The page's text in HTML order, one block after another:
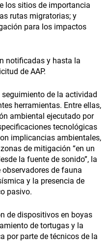
los sitios de importancia
rutas migratorias; y
para los impactos
notificadas y hasta la
de AAP.
de la actividad
herramientas. Entre ellas,
ambiental ejecutado por
tecnológicas
implicancias ambientales,
de mitigación “en un
la fuente de sonido”, la
de fauna
y la presencia de
pasivo.
de dispositivos en boyas
de tortugas y la
por parte de técnicos de la